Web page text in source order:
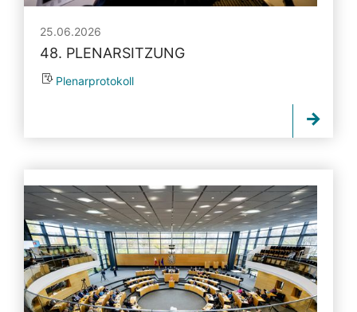
25.06.2026
48. PLENARSITZUNG
Plenarprotokoll